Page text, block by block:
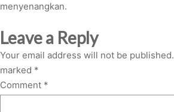
menyenangkan.
Leave a Reply
Your email address will not be published.
marked *
Comment *